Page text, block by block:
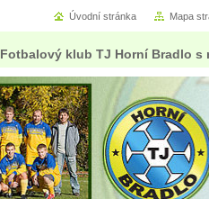
Fotbalový klub TJ Horní Bradlo s
Úvodní stránka Mapa